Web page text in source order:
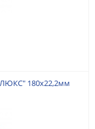
180х22,2мм